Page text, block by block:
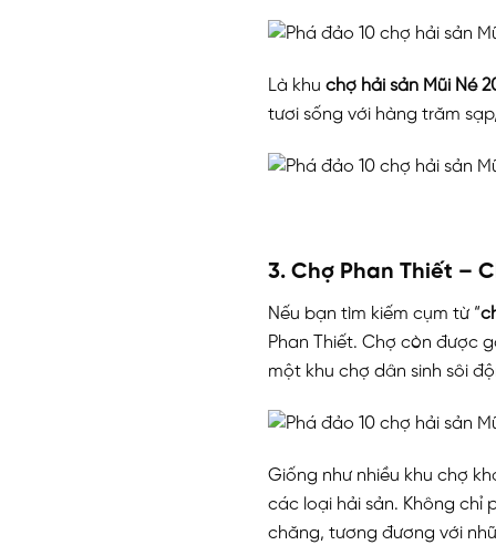
Là khu chợ hải sản Mũi Né
tươi sống với hàng trăm
3. Chợ Phan Thiết –
Nếu bạn tìm kiếm cụm từ “
Phan Thiết. Chợ còn được
một khu chợ dân sinh sôi
Giống như nhiều khu chợ
các loại hải sản. Không chỉ
chăng, tương đương với